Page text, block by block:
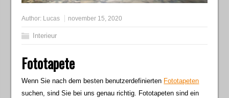
Author: Lucas november 15, 2020
Interieur
Fototapete
Wenn Sie nach dem besten benutzerdefinierten Fototapeten
suchen, sind Sie bei uns genau richtig. Fototapeten sind ein